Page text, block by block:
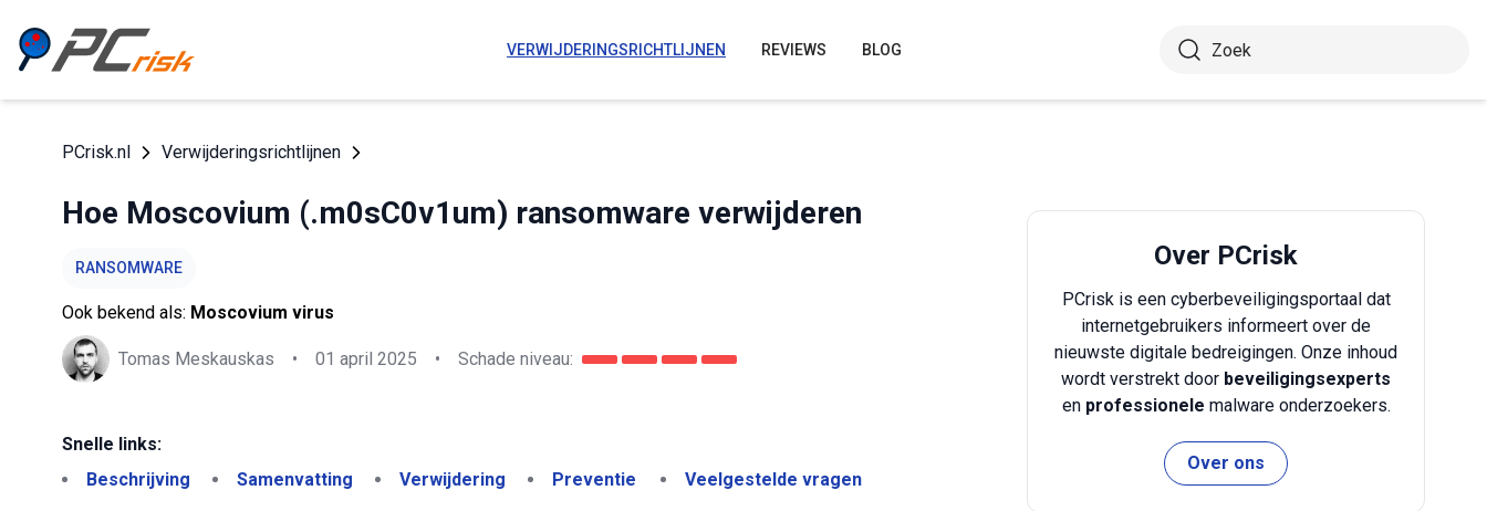
VERWIJDERINGSRICHTLIJNEN REVIEWS BLOG
PCrisk.nl Verwijderingsrichtlijnen
Hoe Moscovium (.m0sC0v1um) ransomware verwijderen
RANSOMWARE
Ook bekend als: Moscovium virus
Tomas Meskauskas • 01 april 2025 • Schade niveau:
Snelle links:
Beschrijving
Samenvatting Verwijdering Preventie Veelgestelde vragen
Over PCrisk
PCrisk is een cyberbeveiligingsportaal dat
internetgebruikers informeert over de
nieuwste digitale bedreigingen. Onze inhoud
wordt verstrekt door beveiligingsexperts
en professionele malware onderzoekers.
Over ons